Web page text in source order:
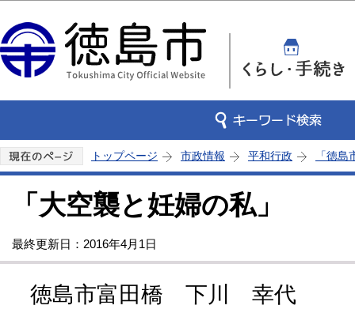
トップページ 市政情報 平和行政 「徳
「大空襲と妊婦の私」
最終更新日：2016年4月1日
徳島市富田橋 下川 幸代